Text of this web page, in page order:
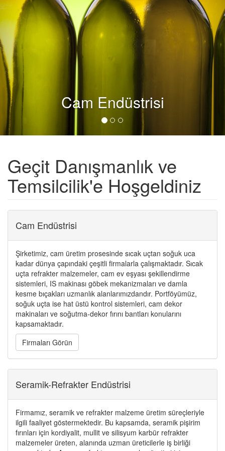
Cam Endüstrisi
Geçit Danışmanlık ve
Temsilcilik'e Hoşgeldiniz
Cam Endüstrisi
Şirketimiz, cam üretim prosesinde sıcak uçtan soğuk uca
kadar dünya çapındaki çeşitli firmalarla çalışmaktadır. Sıcak
uçta refrakter malzemeler, cam ev eşyası şekillendirme
sistemleri, IS makinası göbek mekanizmaları ve damla
kesme bıçakları uzmanlık alanlarımızdandır. Portföyümüz,
soğuk uçta ise hat üstü kontrol sistemleri, cam dekor
makinaları ve soğutma-dekor fırını bantları konularını
kapsamaktadır.
Firmaları Görün
Seramik-Refrakter Endüstrisi
Firmamız, seramik ve refrakter malzeme üretim süreçleriyle
ilgili faaliyet göstermektedir. Bu kapsamda, seramik pişirim
fırınları için kordiyalit, mullit ve silisyum karbür refrakter
malzemeler üreten, alanında uzman üreticilerle iş birliği